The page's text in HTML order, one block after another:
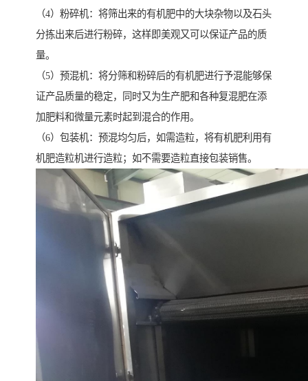
（4）粉碎机：将筛出来的有机肥中的大块杂物以及石头
分拣出来后进行粉碎，这样即美观又可以保证产品的质
量。
（5）预混机：将分筛和粉碎后的有机肥进行予混能够保
证产品质量的稳定，同时又为生产肥和各种复混肥在添
加肥料和微量元素时起到混合的作用。
（6）包装机：预混均匀后，如需造粒，将有机肥利用有
机肥造粒机进行造粒；如不需要造粒直接包装销售。